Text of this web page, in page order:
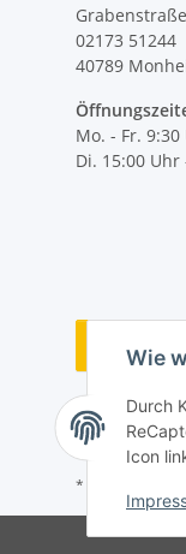
Wie
Durch
Icon
02173 51244
40789
Mo. - Fr.
Di. 15:00
* Alle Preise